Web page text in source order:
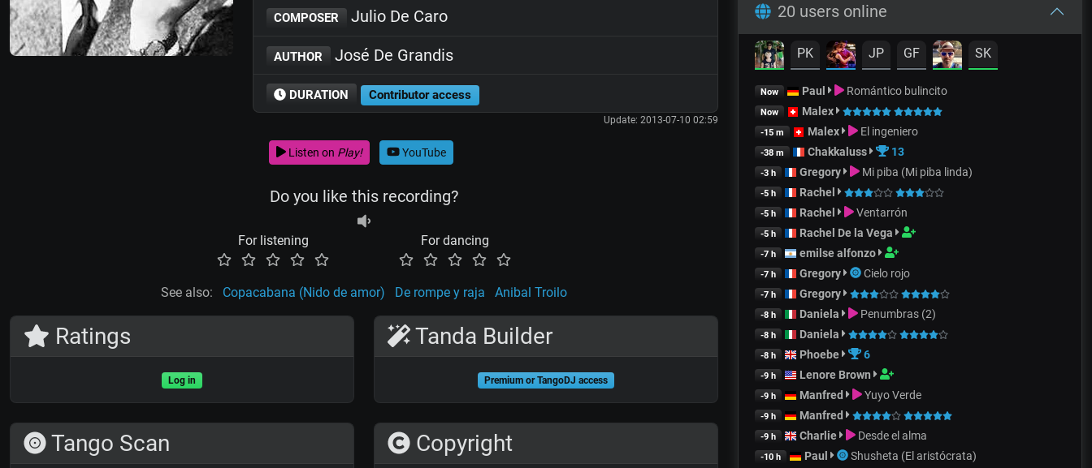
COMPOSER Julio De Caro
AUTHOR José De Grandis
DURATION Contributor access
Update: 2013-07-10 02:59
Listen on Play! YouTube
Do you like this recording?
For listening For dancing
See also: Copacabana (Nido de amor) De rompe y raja Anibal Troilo
Ratings
Log in
Tango Scan
Tanda Builder
Premium or TangoDJ access
Copyright
20 users online
PK JP GF SK
Now Paul Romántico bulincito
Now Malex
-15 m Malex El ingeniero
-38 m Chakkaluss 13
-3 h Gregory Mi piba (Mi piba linda)
-5 h Rachel
-5 h Rachel Ventarrón
-5 h Rachel De la Vega
-7 h emilse alfonzo
-7 h Gregory Cielo rojo
-7 h Gregory
-8 h Daniela Penumbras (2)
-8 h Daniela
-8 h Phoebe 6
-9 h Lenore Brown
-9 h Manfred Yuyo Verde
-9 h Manfred
-9 h Charlie Desde el alma
-10 h Paul Shusheta (El aristócrata)